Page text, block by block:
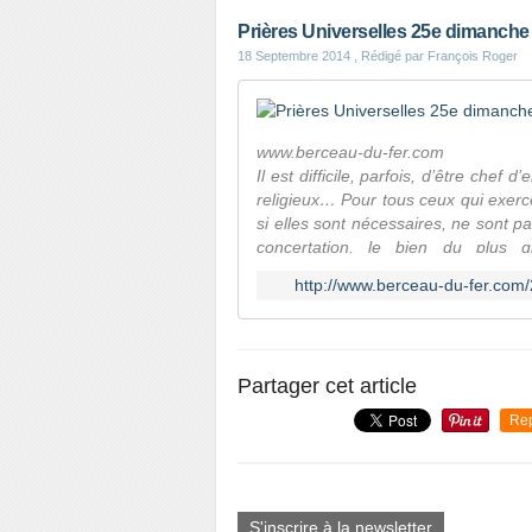
Prières Universelles 25e dimanche
18 Septembre 2014 , Rédigé par François Roger
www.berceau-du-fer.com
Il est difficile, parfois, d’être chef
religieux… Pour tous ceux qui
si elles sont nécessaires, ne sont
concertation, le bien du plus
responsabilité, dépendant
ceux qui connaissent la pauvreté,
d’un revenu décent… Pour tous
ne perçoivent pas des salaires
tous les bénévoles au service des
de prières et de recueillement…
http://www.berceau-du-
Partager cet article
S'inscrire à la newsletter